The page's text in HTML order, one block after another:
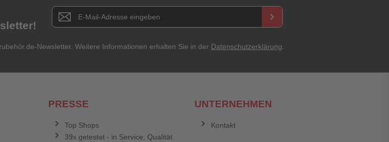
Newsletter E-Mail Adresse keyboard_arrow_right
Newsletter. Weitere Informationen erhalten Sie in der Datenschutzerklärung
PRESSE
Top Shops
39x getestet - in Service, Qualität
UNTERNEHMEN
Kontakt